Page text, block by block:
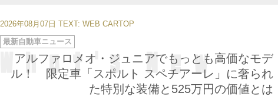
2026年08月07日 TEXT: WEB CARTOP
アルファロメオ・ジュニアでもっとも高価なモデ
ル！ 限定車「スポルト スペチアーレ」に奢られ
た特別な装備と525万円の価値とは
カ
テ
最新自動車ニュース